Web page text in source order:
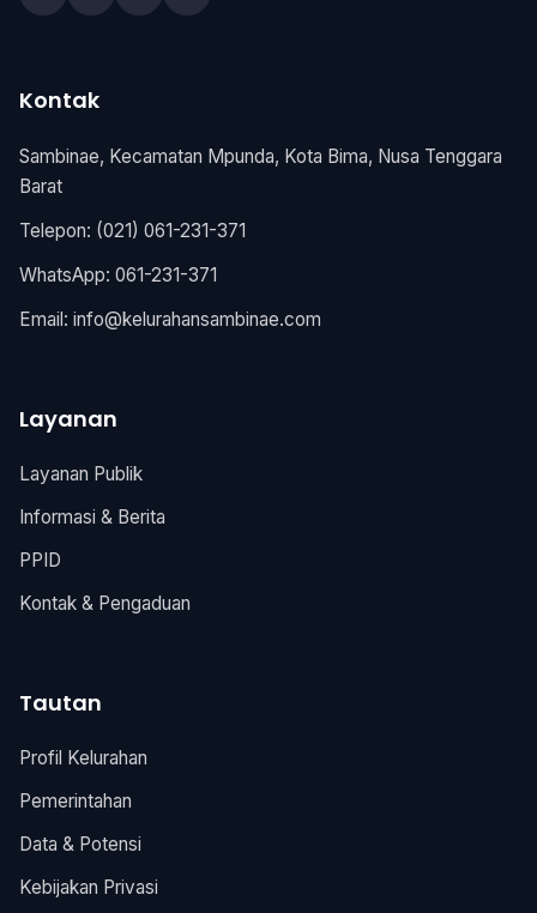
Kontak
Sambinae, Kecamatan Mpunda, Kota Bima, Nusa Tenggara
Barat
Telepon: (021) 061-231-371
WhatsApp: 061-231-371
Email: info@kelurahansambinae.com
Layanan
Layanan Publik
Informasi & Berita
PPID
Kontak & Pengaduan
Tautan
Profil Kelurahan
Pemerintahan
Data & Potensi
Kebijakan Privasi